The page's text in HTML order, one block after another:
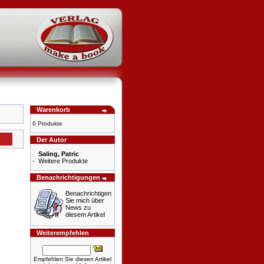
Warenkorb
0 Produkte
Der Autor
Saling, Patric
- Weitere Produkte
Benachrichtigungen
Benachrichtigen
Sie mich über
News zu
diesem Artikel
Weiterempfehlen
Empfehlen Sie diesen Artikel